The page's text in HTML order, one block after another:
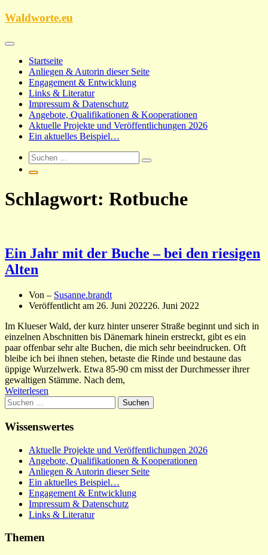
Zum
Waldworte.eu
Startseite
Anliegen & Autorin dieser Seite
Engagement & Entwicklung
Links & Literatur
Impressum & Datenschutz
Angebote, Qualifikationen & Kooperationen
Aktuelle Projekte und Veröffentlichungen 2026
Ein aktuelles Beispiel…
Schlagwort: Rotbuche
Ein Jahr mit der Buche – bei den riesigen
Alten
Von – Susanne.brandt
Veröffentlicht am 26. Juni 202226. Juni 2022
Im Klueser Wald, der kurz hinter unserer Straße beginnt und sich in
einzelnen Abschnitten bis Dänemark hinein erstreckt, gibt es ein
paar offenbar sehr alte Buchen, die mich sehr beeindrucken. Oft
bleibe ich bei ihnen stehen, betaste die Rinde und bestaune das
üppige Wurzelwerk. Etwa 85-90 cm misst der Durchmesser ihrer
gewaltigen Stämme. Nach dem,
Weiterlesen
Suchen
nach:
Wissenswertes
Aktuelle Projekte und Veröffentlichungen 2026
Angebote, Qualifikationen & Kooperationen
Anliegen & Autorin dieser Seite
Ein aktuelles Beispiel…
Engagement & Entwicklung
Impressum & Datenschutz
Links & Literatur
Themen